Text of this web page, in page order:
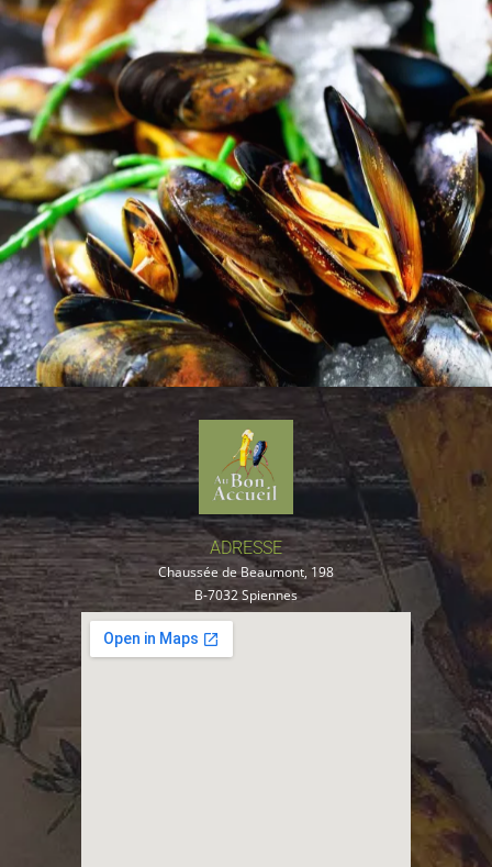
ADRESSE
Chaussée de Beaumont, 198
B-7032 Spiennes